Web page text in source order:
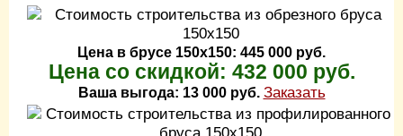
Цена в брусе 150х150: 445 000 руб.
Цена со скидкой: 432 000 руб.
Ваша выгода: 13 000 руб. Заказать